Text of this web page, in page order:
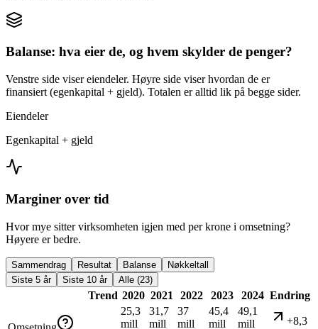
Balanse: hva eier de, og hvem skylder de penger?
Venstre side viser eiendeler. Høyre side viser hvordan de er
finansiert (egenkapital + gjeld). Totalen er alltid lik på begge sider.
Eiendeler
Egenkapital + gjeld
Marginer over tid
Hvor mye sitter virksomheten igjen med per krone i omsetning?
Høyere er bedre.
Sammendrag Resultat Balanse
Nøkkeltall
Siste 5 år
Siste 10 år Alle (23)
Trend 2020 2021 2022 2023 2024 Endring
25,3
mill
31,7
mill
37
mill
45,4
mill
49,1
mill
+8,3